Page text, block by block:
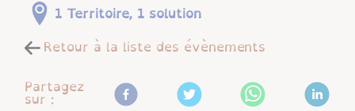
1 Territoire, 1 solution
Retour à la liste des évènements
Partagez
sur :